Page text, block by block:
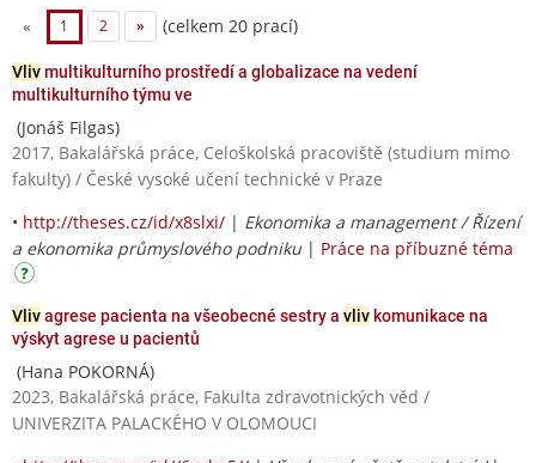
« 1 2 » (celkem 20 prací)
Vlivmultikulturního prostředí a globalizace na vedení
multikulturního týmu ve
(Jonáš Filgas)
2017, Bakalářská práce, Celoškolská pracoviště (studium mimo
fakulty) / České vysoké učení technické v Praze
• http://theses.cz/id/x8slxi/ | Ekonomika a management / Řízení
a ekonomika průmyslového podniku | Práce na příbuzné téma
Vlivagrese pacienta na všeobecné sestry a vliv komunikace na
výskyt agrese u pacientů
(Hana POKORNÁ)
2023, Bakalářská práce, Fakulta zdravotnických věd /
UNIVERZITA PALACKÉHO V OLOMOUCI